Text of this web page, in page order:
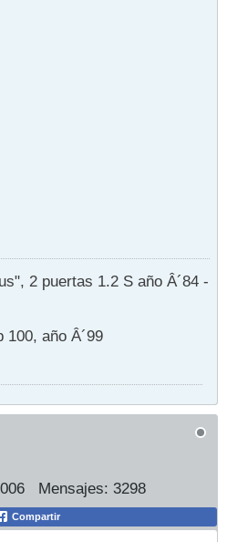
2 puertas 1.2 S año Â´84 -
100, año Â´99
Mensajes: 3298
Compartir